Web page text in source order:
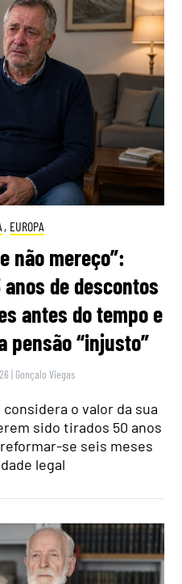
, EUROPA
não mereço”:
de descontos
antes do tempo e
pensão “injusto”
| Gonçalo Viegas
o valor da sua
sido tirados 50 anos
se seis meses
legal